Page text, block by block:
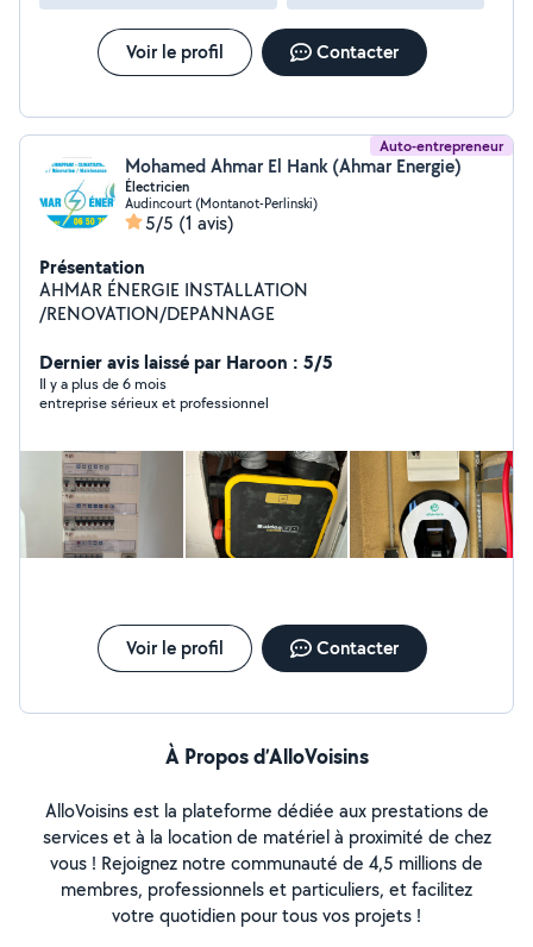
Voir le profil Contacter
Auto-entrepreneur
Mohamed Ahmar El Hank (Ahmar Energie)
Électricien
Audincourt (Montanot-Perlinski)
5/5 (1 avis)
Présentation
AHMAR ÉNERGIE INSTALLATION
/RENOVATION/DEPANNAGE
Dernier avis laissé par Haroon : 5/5
Il y a plus de 6 mois
entreprise sérieux et professionnel
Voir le profil Contacter
À Propos d’AlloVoisins
AlloVoisins est la plateforme dédiée aux prestations de
services et à la location de matériel à proximité de chez
vous ! Rejoignez notre communauté de 4,5 millions de
membres, professionnels et particuliers, et facilitez
votre quotidien pour tous vos projets !